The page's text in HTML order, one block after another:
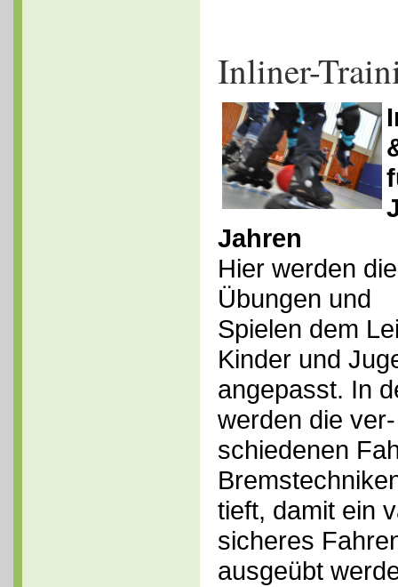
Inliner-
Jahren
Hier werden
Übungen und
Spielen dem
Kinder und
angepasst. In
werden die ver-
schiedenen
tieft, damit ein
sicheres
ausgeübt